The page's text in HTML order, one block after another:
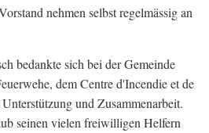
nehmen selbst regelmässig an
bedankte sich bei der Gemeinde
dem Centre d'Incendie et de
und Zusammenarbeit.
seinen vielen freiwilligen Helfern